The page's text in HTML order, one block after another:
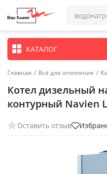
КАТАЛОГ
Главная / Всё для отопления /
Котел дизельный
контурный Navien
Оставить отзыв